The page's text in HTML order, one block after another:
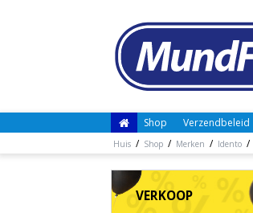
Shop Verzendbeleid
Huis / Shop / Merken / Idento /
VERKOOP